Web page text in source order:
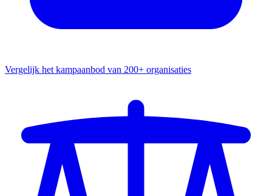
Vergelijk het kampaanbod van 200+ organisaties